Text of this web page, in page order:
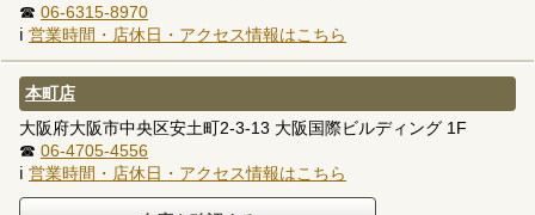
☎ 06-6315-8970
ℹ 営業時間・店休日・アクセス情報はこちら
本町店
大阪府大阪市中央区安土町2-3-13 大阪国際ビルディング 1F
☎ 06-4705-4556
ℹ 営業時間・店休日・アクセス情報はこちら